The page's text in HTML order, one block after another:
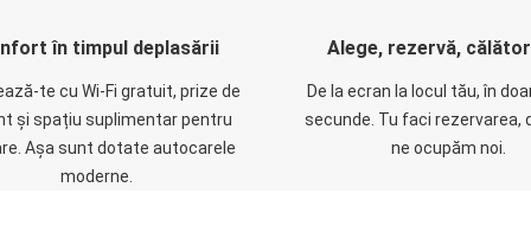
în timpul deplasării
te cu Wi-Fi gratuit, prize de
și spațiu suplimentar pentru
Așa sunt dotate autocarele
moderne.
Alege, rezervă,
De la ecran la locul tău, în
secunde. Tu faci rezervarea,
ne ocupăm noi.